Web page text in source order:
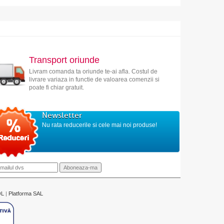
Transport oriunde
Livram comanda ta oriunde te-ai afla. Costul de
livrare variaza in functie de valoarea comenzii si
poate fi chiar gratuit.
Newsletter
Nu rata reducerile si cele mai noi produse!
| Platforma SAL